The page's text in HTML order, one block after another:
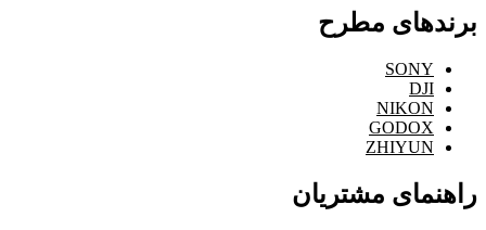
برندهای مطرح
SONY
DJI
NIKON
GODOX
ZHIYUN
راهنمای مشتریان